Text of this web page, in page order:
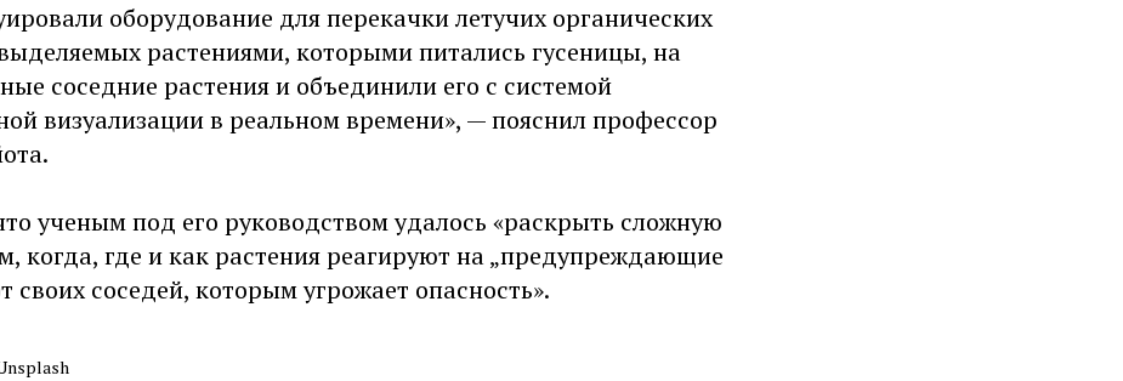
оборудование для перекачки летучих органических
растениями, которыми питались гусеницы, на
соседние растения и объединили его с системой
визуализации в реальном времени», — пояснил профессор
ученым под его руководством удалось «раскрыть сложную
когда, где и как растения реагируют на „предупреждающие
своих соседей, которым угрожает опасность».